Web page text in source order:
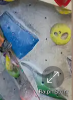
Ralph Stöhr